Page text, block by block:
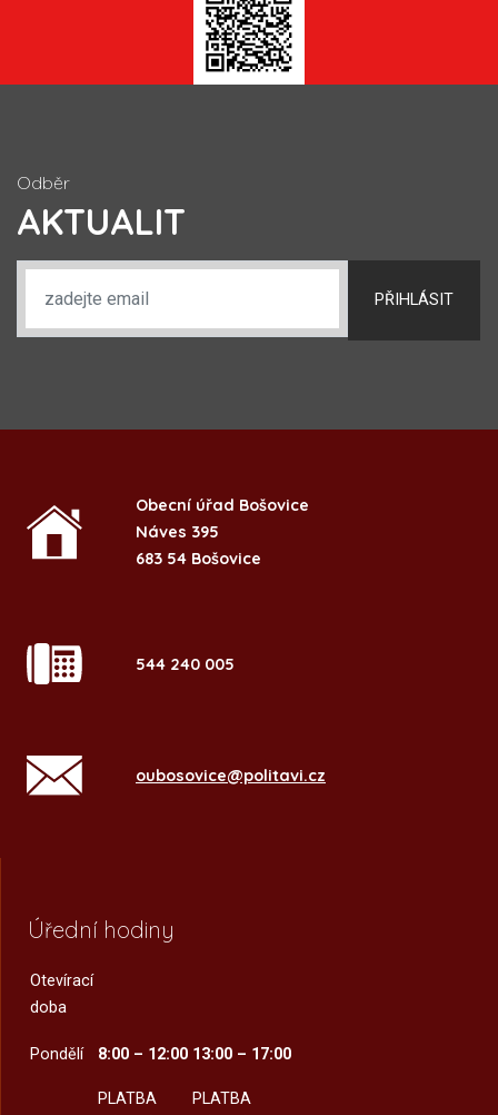
Odběr
AKTUALIT
PŘIHLÁSIT
Obecní úřad Bošovice
Náves 395
683 54 Bošovice
544 240 005
oubosovice@politavi.cz
Úřední hodiny
Otevírací
doba
Pondělí 8:00 – 12:00
PLATBA
13:00 – 17:00
PLATBA